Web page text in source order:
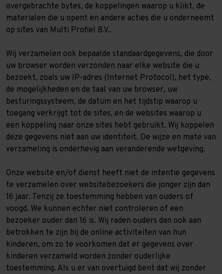
overgebrachte bytes, de koppelingen waarop u klikt, de
materialen die u opent en andere acties die u onderneemt
op sites van Multi Profiel B.V..
Wij verzamelen ook bepaalde standaardgegevens, die door
uw browser worden verzonden naar elke website die u
bezoekt, zoals uw IP-adres (Internet Protocol), het type,
de mogelijkheden en de taal van uw browser, uw
besturingssysteem, de datum en het tijdstip waarop u
toegang verkrijgt tot de sites, en de websites waarop u
een koppeling naar onze sites hebt gebruikt. Wij koppelen
deze gegevens niet aan uw identiteit. De wijze en mate van
verzameling is onderhevig aan veranderende wetgeving.
Onze website en/of dienst heeft niet de intentie gegevens
te verzamelen over websitebezoekers die jonger zijn dan
16 jaar. Tenzij ze toestemming hebben van ouders of
voogd. We kunnen echter niet controleren of een
bezoeker ouder dan 16 is. Wij raden ouders dan ook aan
betrokken te zijn bij de online activiteiten van hun
kinderen, om zo te voorkomen dat er gegevens over
kinderen verzameld worden zonder ouderlijke
toestemming. Als u er van overtuigd bent dat wij zonder